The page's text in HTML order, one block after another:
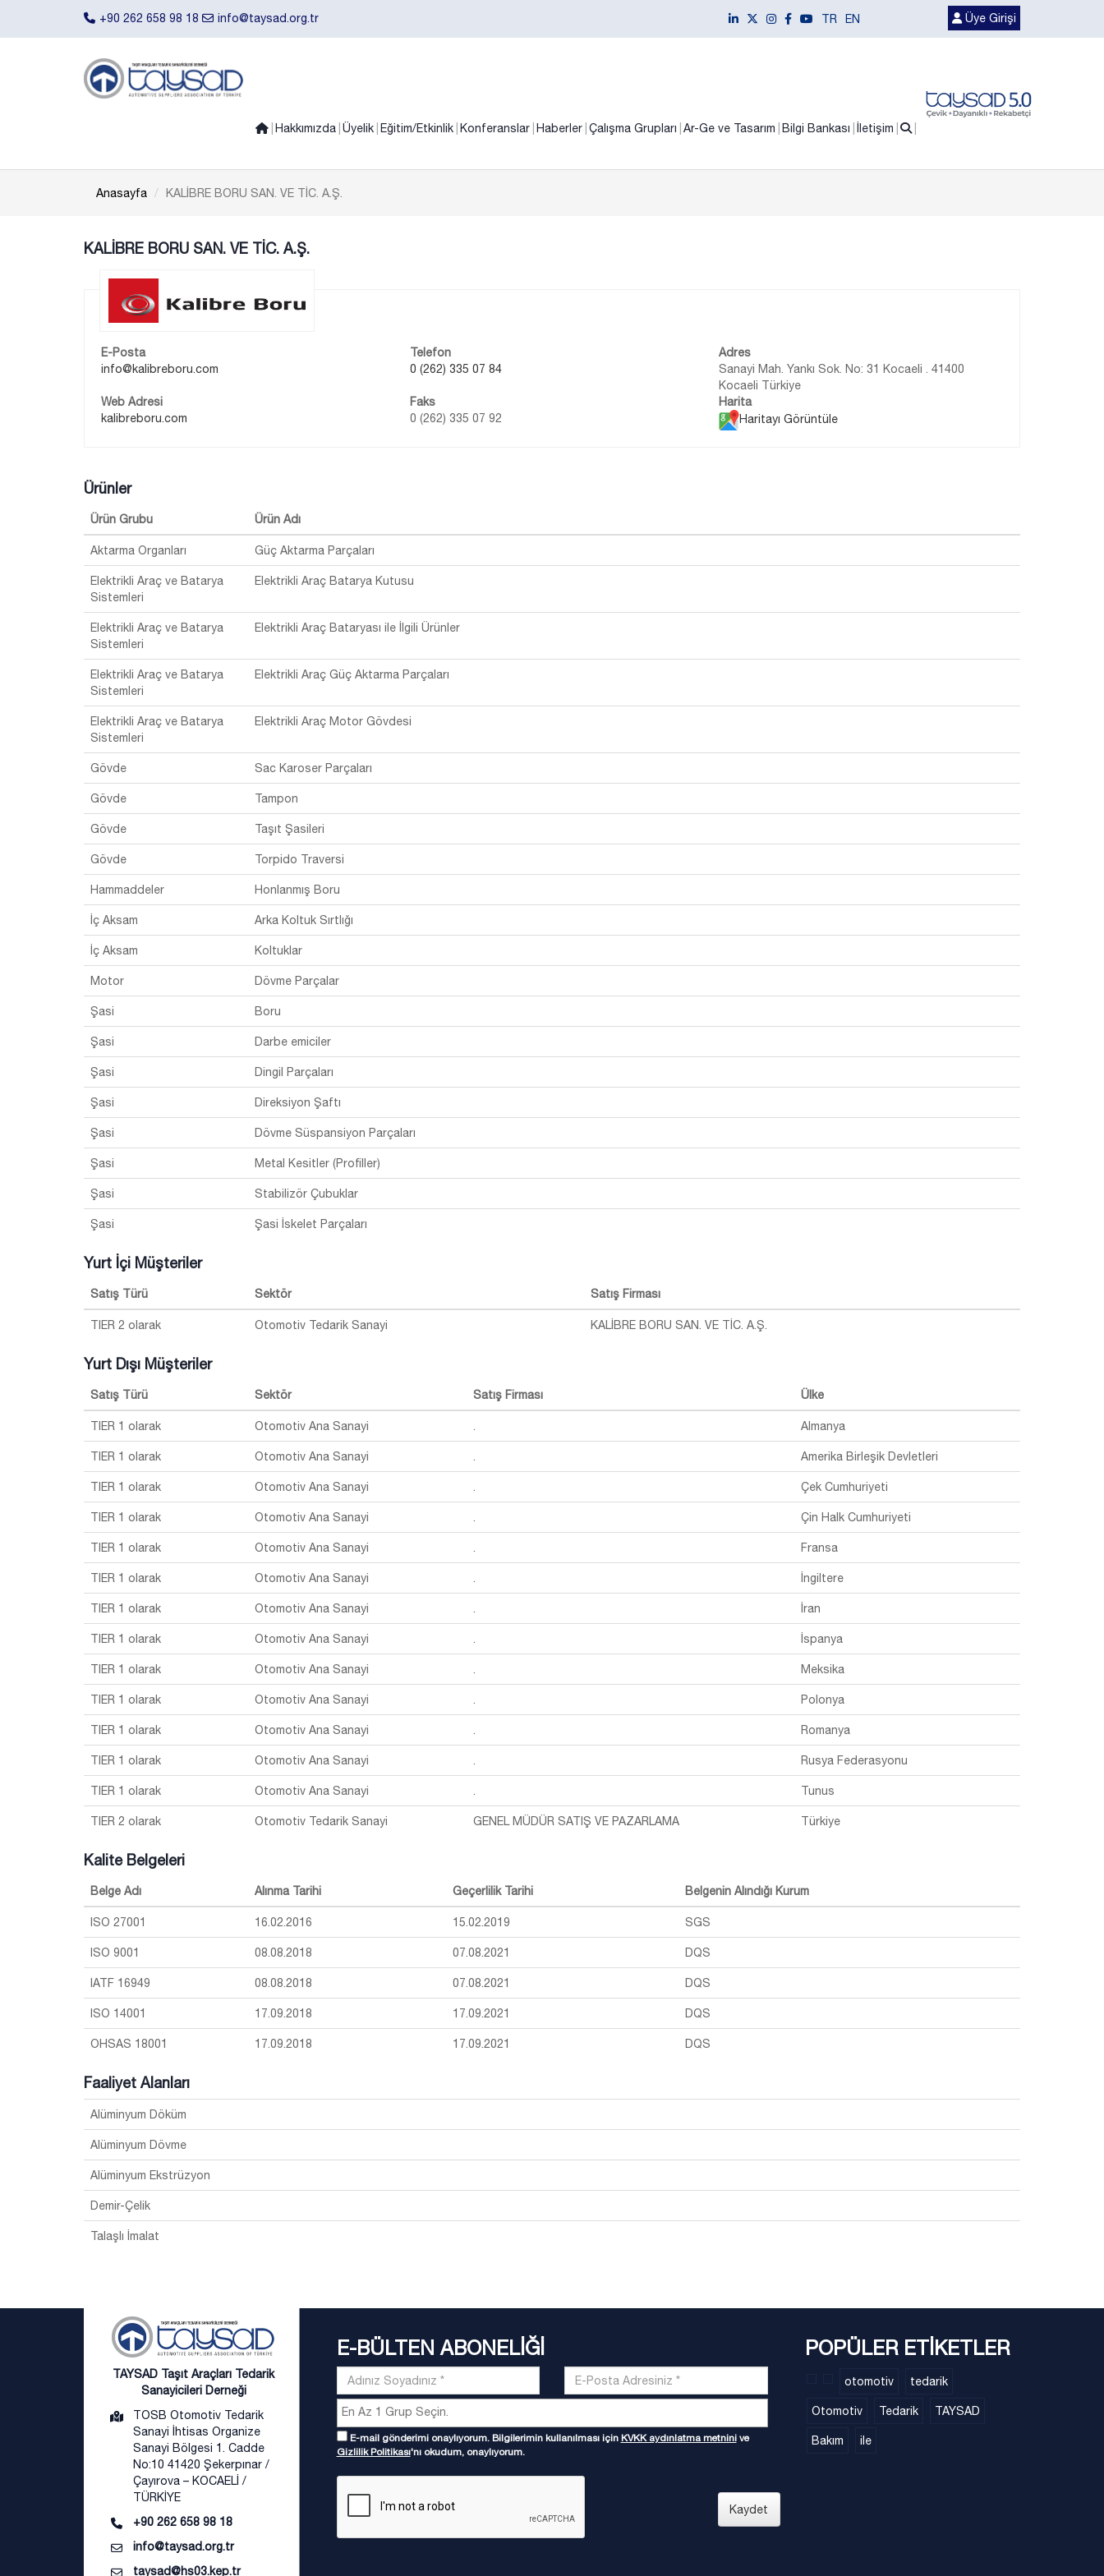
+90 262 658 98 18 info@taysad.org.tr TR EN Üye Girişi
Hakkımızda Üyelik Eğitim/Etkinlik Konferanslar Haberler Çalışma Grupları Ar-Ge ve Tasarım Bilgi Bankası İletişim
Anasayfa KALİBRE BORU SAN. VE TİC. A.Ş.
KALİBRE BORU SAN. VE TİC. A.Ş.
E-Posta
info@kalibreboru.com
Web Adresi
kalibreboru.com
Telefon
0 (262) 335 07 84
Faks
0 (262) 335 07 92
Adres
Sanayi Mah. Yankı Sok. No: 31 Kocaeli . 41400
Kocaeli Türkiye
Harita
Haritayı Görüntüle
Ürünler
Ürün Grubu Ürün Adı
Aktarma Organları Güç Aktarma Parçaları
Elektrikli Araç ve Batarya
Sistemleri
Elektrikli Araç Batarya Kutusu
Elektrikli Araç ve Batarya
Sistemleri
Elektrikli Araç Bataryası ile İlgili Ürünler
Elektrikli Araç ve Batarya
Sistemleri
Elektrikli Araç Güç Aktarma Parçaları
Elektrikli Araç ve Batarya
Sistemleri
Elektrikli Araç Motor Gövdesi
Gövde Sac Karoser Parçaları
Gövde Tampon
Gövde Taşıt Şasileri
Gövde Torpido Traversi
Hammaddeler Honlanmış Boru
İç Aksam Arka Koltuk Sırtlığı
İç Aksam Koltuklar
Motor Dövme Parçalar
Şasi Boru
Şasi Darbe emiciler
Şasi Dingil Parçaları
Şasi Direksiyon Şaftı
Şasi Dövme Süspansiyon Parçaları
Şasi Metal Kesitler (Profiller)
Şasi Stabilizör Çubuklar
Şasi Şasi İskelet Parçaları
Yurt İçi Müşteriler
Satış Türü Sektör Satış Firması
TIER 2 olarak Otomotiv Tedarik Sanayi KALİBRE BORU SAN. VE TİC. A.Ş.
Yurt Dışı Müşteriler
Satış Türü Sektör Satış Firması Ülke
TIER 1 olarak Otomotiv Ana Sanayi Almanya
TIER 1 olarak Otomotiv Ana Sanayi Amerika Birleşik Devletleri
TIER 1 olarak Otomotiv Ana Sanayi Çek Cumhuriyeti
TIER 1 olarak Otomotiv Ana Sanayi Çin Halk Cumhuriyeti
TIER 1 olarak Otomotiv Ana Sanayi Fransa
TIER 1 olarak Otomotiv Ana Sanayi İngiltere
TIER 1 olarak Otomotiv Ana Sanayi İran
TIER 1 olarak Otomotiv Ana Sanayi İspanya
TIER 1 olarak Otomotiv Ana Sanayi Meksika
TIER 1 olarak Otomotiv Ana Sanayi Polonya
TIER 1 olarak Otomotiv Ana Sanayi Romanya
TIER 1 olarak Otomotiv Ana Sanayi Rusya Federasyonu
TIER 1 olarak Otomotiv Ana Sanayi Tunus
TIER 2 olarak Otomotiv Tedarik Sanayi GENEL MÜDÜR SATIŞ VE PAZARLAMA Türkiye
Kalite Belgeleri
Belge Adı Alınma Tarihi Geçerlilik Tarihi Belgenin Alındığı Kurum
ISO 27001 16.02.2016 15.02.2019 SGS
ISO 9001 08.08.2018 07.08.2021 DQS
IATF 16949 08.08.2018 07.08.2021 DQS
ISO 14001 17.09.2018 17.09.2021 DQS
OHSAS 18001 17.09.2018 17.09.2021 DQS
Faaliyet Alanları
Alüminyum Döküm
Alüminyum Dövme
Alüminyum Ekstrüzyon
Demir-Çelik
Talaşlı İmalat
TAYSAD Taşıt Araçları Tedarik
Sanayicileri Derneği
TOSB Otomotiv Tedarik
Sanayi İhtisas Organize
Sanayi Bölgesi 1. Cadde
No:10 41420 Şekerpınar /
Çayırova – KOCAELİ /
TÜRKİYE
+90 262 658 98 18
info@taysad.org.tr
taysad@hs03.kep.tr
E-BÜLTEN ABONELİĞİ
E-mail gönderimi onaylıyorum. Bilgilerimin kullanılması için KVKK aydınlatma metninive
Gizlilik Politikası'nı okudum, onaylıyorum.
Kaydet
POPÜLER ETİKETLER
otomotiv tedarik
Otomotiv Tedarik TAYSAD
Bakım ile